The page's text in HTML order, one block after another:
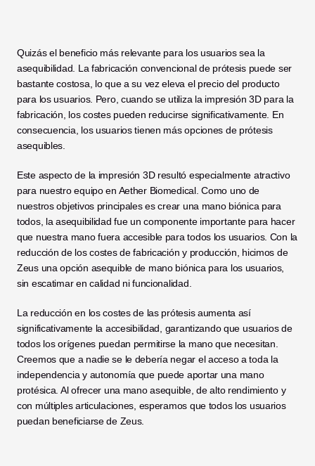
Quizás el beneficio más relevante para los usuarios sea la
asequibilidad. La fabricación convencional de prótesis puede ser
bastante costosa, lo que a su vez eleva el precio del producto
para los usuarios. Pero, cuando se utiliza la impresión 3D para la
fabricación, los costes pueden reducirse significativamente. En
consecuencia, los usuarios tienen más opciones de prótesis
asequibles.
Este aspecto de la impresión 3D resultó especialmente atractivo
para nuestro equipo en Aether Biomedical. Como uno de
nuestros objetivos principales es crear una mano biónica para
todos, la asequibilidad fue un componente importante para hacer
que nuestra mano fuera accesible para todos los usuarios. Con la
reducción de los costes de fabricación y producción, hicimos de
Zeus una opción asequible de mano biónica para los usuarios,
sin escatimar en calidad ni funcionalidad.
La reducción en los costes de las prótesis aumenta así
significativamente la accesibilidad, garantizando que usuarios de
todos los orígenes puedan permitirse la mano que necesitan.
Creemos que a nadie se le debería negar el acceso a toda la
independencia y autonomía que puede aportar una mano
protésica. Al ofrecer una mano asequible, de alto rendimiento y
con múltiples articulaciones, esperamos que todos los usuarios
puedan beneficiarse de Zeus.